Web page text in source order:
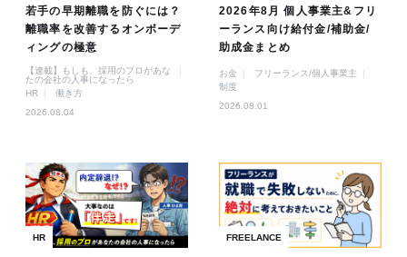
若手の早期離職を防ぐには？
離職率を改善するオンボーデ
ィングの極意
【連載】もしも、採用のプロがあな
たの会社の人事になったら
HR
働き方
2026.08.04
2026年8月 個人事業主&フリ
ーランス向け給付金/補助金/
助成金まとめ
お金
フリーランス/個人事業主
制度
2026.08.01
HR FREELANCE